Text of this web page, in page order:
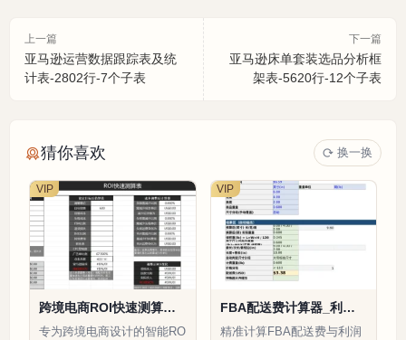
上一篇
亚马逊运营数据跟踪表及统
计表-2802行-7个子表
下一篇
亚马逊床单套装选品分析框
架表-5620行-12个子表
猜你喜欢 换一换
跨境电商ROI快速测算表-
21行-1个子表
专为跨境电商设计的智能RO
VIP
FBA配送费计算器_利润
成本-140行-6个子表
精准计算FBA配送费与利润
VIP